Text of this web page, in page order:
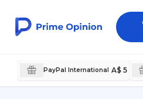
PayPal International A$ 5